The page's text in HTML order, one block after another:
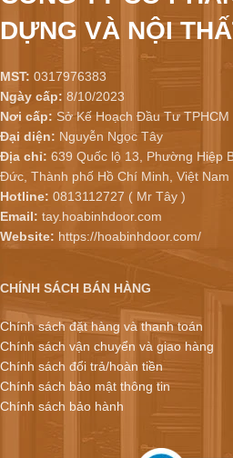
DỰNG VÀ NỘI
MST: 0317976383
Ngày cấp: 8/10/2023
Nơi cấp: Sở Kế Hoạch Đầu Tư TPHCM
Đại diện: Nguyễn Ngọc Tây
Địa chỉ: 639 Quốc lộ 13, Phường Hiệp
Đức, Thành phố Hồ Chí Minh, Việt Nam
Hotline: 0813112727 ( Mr Tây )
Email: tay.hoabinhdoor.com
Website: https://hoabinhdoor.com/
CHÍNH SÁCH BÁN HÀNG
Chính sách đặt hàng và thanh toán
Chính sách vận chuyển và giao hàng
Chính sách đổi trả/hoàn tiền
Chính sách bảo mật thông tin
Chính sách bảo hành